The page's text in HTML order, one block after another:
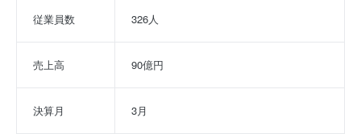
従業員数 326人
売上高 90億円
決算月 3月